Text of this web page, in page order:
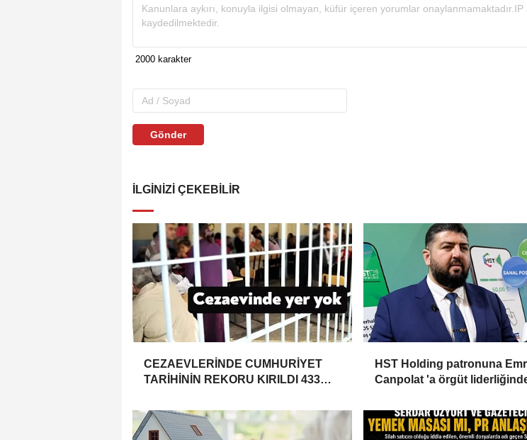
Gönder
İLGINIZI ÇEKEBILIR
CEZAEVLERİNDE CUMHURİYET
TARİHİNİN REKORU KIRILDI 433
HST Holding patronuna
Canpolat 'a örgüt
malvarlığına el konuldu